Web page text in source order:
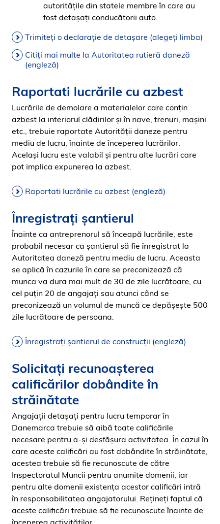
autoritățile din statele membre în care au
fost detașați conducătorii auto.
Trimiteți o declarație de detașare (alegeți limba)
Citiți mai multe la Autoritatea rutieră daneză
(engleză)
Raportati lucrările cu azbest
Lucrările de demolare a materialelor care conțin
azbest la interiorul clădirilor și în nave, trenuri, mașini
etc., trebuie raportate Autorității daneze pentru
mediu de lucru, înainte de începerea lucrărilor.
Același lucru este valabil și pentru alte lucrări care
pot implica expunerea la azbest.
Raportati lucrările cu azbest (engleză)
Înregistrați șantierul
Înainte ca antreprenorul să înceapă lucrările, este
probabil necesar ca șantierul să fie înregistrat la
Autoritatea daneză pentru mediu de lucru. Aceasta
se aplică în cazurile în care se preconizează că
munca va dura mai mult de 30 de zile lucrătoare, cu
cel puțin 20 de angajați sau atunci când se
preconizează un volumul de muncă ce depășește 500
zile lucrătoare de persoana.
Înregistrați șantierul de construcții (engleză)
Solicitați recunoașterea
calificărilor dobândite în
străinătate
Angajaţii detaşaţi pentru lucru temporar în
Danemarca trebuie să aibă toate calificările
necesare pentru a-şi desfăşura activitatea. În cazul în
care aceste calificări au fost dobândite în străinătate,
acestea trebuie să fie recunoscute de către
Inspectoratul Muncii pentru anumite domenii, iar
pentru alte domenii existenţa acestor calificări intră
în responsabilitatea angajatorului. Reţineţi faptul că
aceste calificări trebuie să fie recunoscute înainte de
începerea activităţilor.